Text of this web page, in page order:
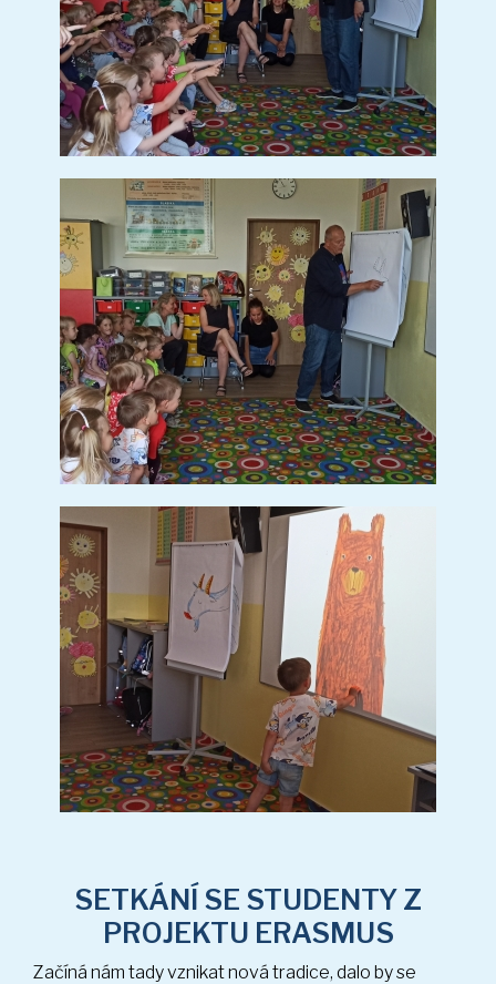
SETKÁNÍ SE STUDENTY Z
PROJEKTU ERASMUS
Začíná nám tady vznikat nová tradice, dalo by se
PROJEKTU ERASMUS(19 sn.)